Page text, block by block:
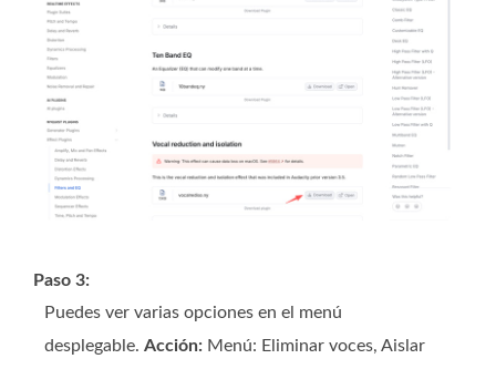
Paso 3:
Puedes ver varias opciones en el menú
desplegable. Acción: Menú: Eliminar voces, Aislar